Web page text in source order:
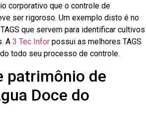
corporativo que o controle de
ser rigoroso. Um exemplo disto é no
que servem para identificar cultivos
A 3 Tec Infor possui as melhores TAGS
todo seu processo de controle.
patrimônio de
Doce do